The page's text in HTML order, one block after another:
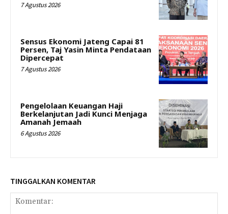
7 Agustus 2026
Sensus Ekonomi Jateng Capai 81
Persen, Taj Yasin Minta Pendataan
Dipercepat
7 Agustus 2026
Pengelolaan Keuangan Haji
Berkelanjutan Jadi Kunci Menjaga
Amanah Jemaah
6 Agustus 2026
TINGGALKAN KOMENTAR